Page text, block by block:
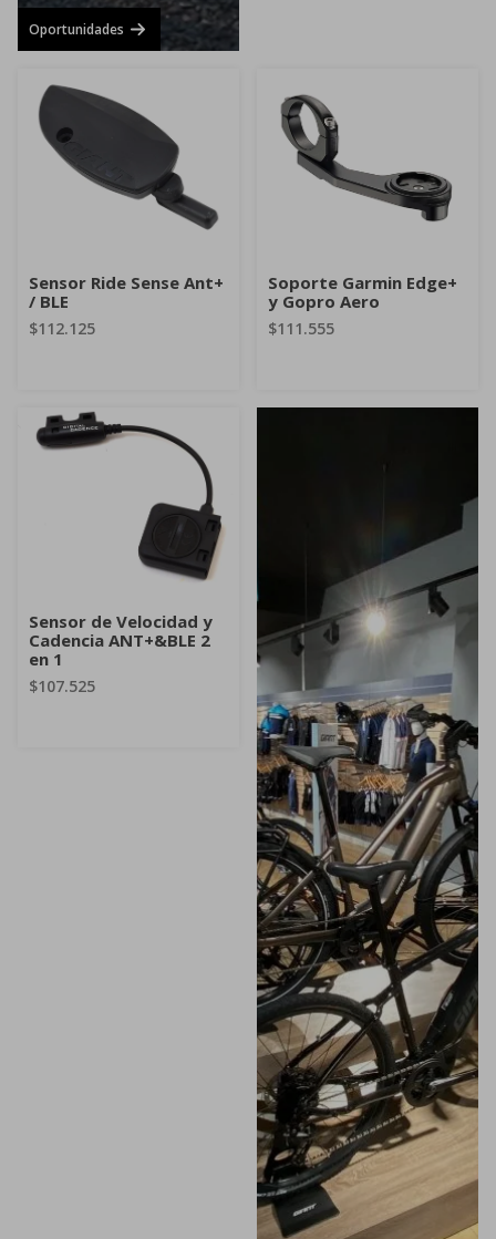
Oportunidades
Sensor Ride Sense Ant+
/ BLE
$112.125
Soporte Garmin Edge+
y Gopro Aero
$111.555
Sensor de Velocidad y
Cadencia ANT+&BLE 2
en 1
$107.525